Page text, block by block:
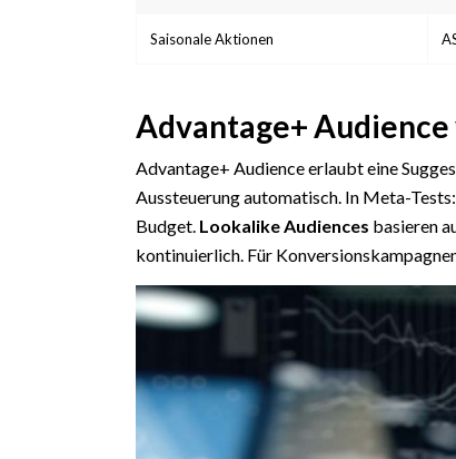
Saisonale Aktionen
Advantage+
Advantage+ Audience erlaubt eine
Aussteuerung automatisch. In Meta-
Budget. Lookalike Audiences basieren
kontinuierlich. Für